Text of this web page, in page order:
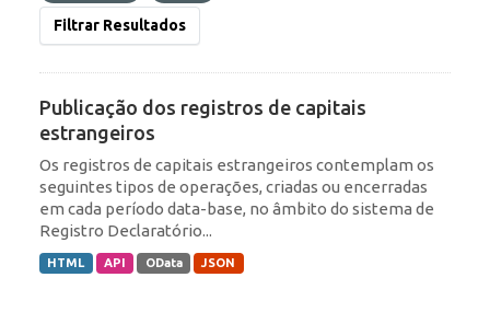
Filtrar Resultados
Publicação dos registros de capitais
estrangeiros
Os registros de capitais estrangeiros contemplam os
seguintes tipos de operações, criadas ou encerradas
em cada período data-base, no âmbito do sistema de
Registro Declaratório...
HTML API OData JSON